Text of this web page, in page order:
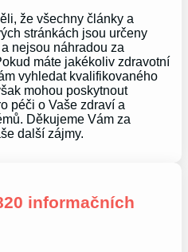
že všechny články a
stránkách jsou určeny
nejsou náhradou za
máte jakékoliv zdravotní
vyhledat kvalifikovaného
mohou poskytnout
péči o Vaše zdraví a
Děkujeme Vám za
další zájmy.
informačních